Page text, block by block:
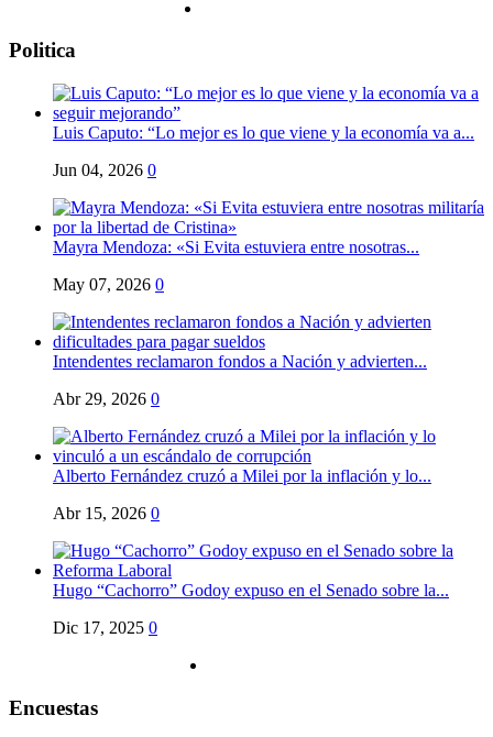
Politica
Luis Caputo: “Lo mejor es lo que viene y la economía va a...
Jun 04, 2026 0
Mayra Mendoza: «Si Evita estuviera entre nosotras...
May 07, 2026 0
Intendentes reclamaron fondos a Nación y advierten...
Abr 29, 2026 0
Alberto Fernández cruzó a Milei por la inflación y lo...
Abr 15, 2026 0
Hugo “Cachorro” Godoy expuso en el Senado sobre la...
Dic 17, 2025 0
Encuestas